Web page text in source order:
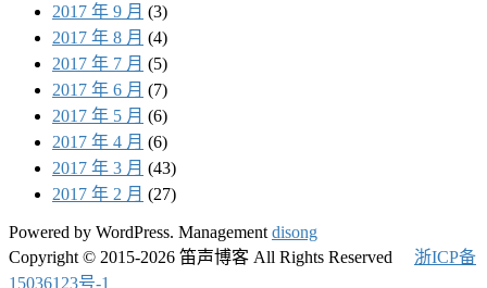
2017 年 9 月 (3)
2017 年 8 月 (4)
2017 年 7 月 (5)
2017 年 6 月 (7)
2017 年 5 月 (6)
2017 年 4 月 (6)
2017 年 3 月 (43)
2017 年 2 月 (27)
Powered by WordPress. Management disong
Copyright © 2015-2026 笛声博客 All Rights Reserved 浙ICP备
15036123号-1